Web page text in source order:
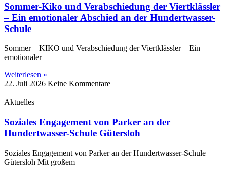
Sommer-Kiko und Verabschiedung der Viertklässler
– Ein emotionaler Abschied an der Hundertwasser-
Schule
Sommer – KIKO und Verabschiedung der Viertklässler – Ein
emotionaler
Weiterlesen »
22. Juli 2026 Keine Kommentare
Aktuelles
Soziales Engagement von Parker an der
Hundertwasser-Schule Gütersloh
Soziales Engagement von Parker an der Hundertwasser-Schule
Gütersloh Mit großem